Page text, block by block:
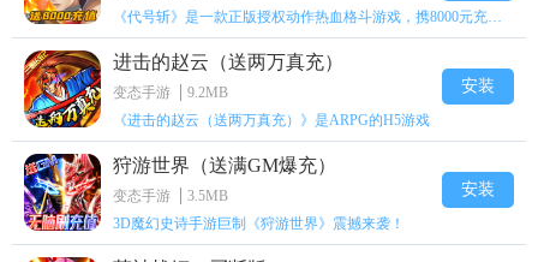
《代号斩》是一款正版授权动作热血格斗游戏，携8000元充值壕礼福利来袭！
进击的赵云（送两万真充）
变态手游
9.2MB
《进击的赵云（送两万真充）》是ARPG的H5游戏
安装
狩游世界（送满GM爆充）
变态手游
3.5MB
3D魔幻史诗手游巨制《狩游世界》震撼来袭！
安装